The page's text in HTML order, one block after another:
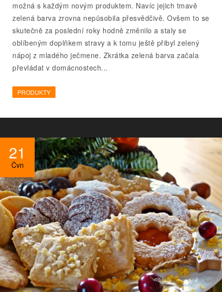
možná s každým novým produktem. Navíc jejich tmavě
zelená barva zrovna nepůsobila přesvědčivě. Ovšem to se
skutečně za poslední roky hodně změnilo a staly se
oblíbeným doplňkem stravy a k tomu ještě přibyl zelený
nápoj z mladého ječmene. Zkrátka zelená barva začala
převládat v domácnostech...
PRODUKTY
21
Čvn